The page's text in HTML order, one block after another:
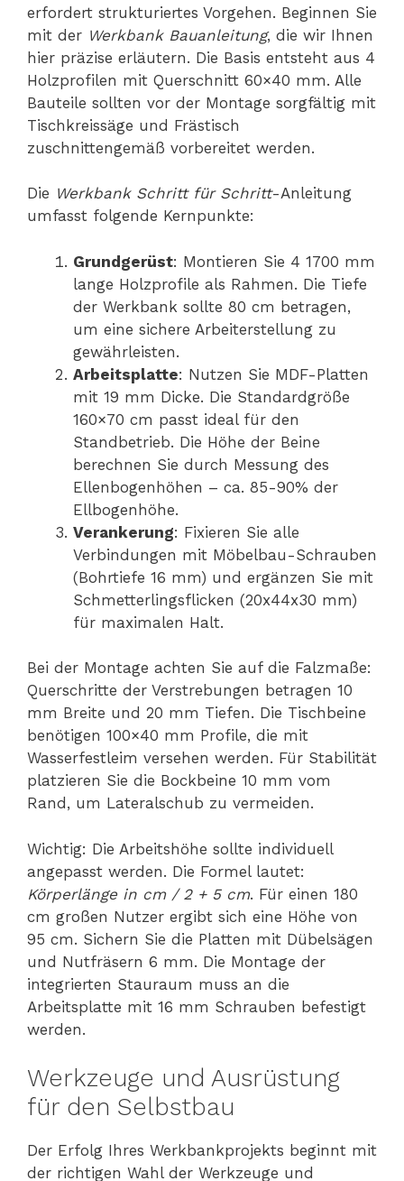
erfordert strukturiertes Vorgehen. Beginnen Sie
mit der Werkbank Bauanleitung, die wir Ihnen
hier präzise erläutern. Die Basis entsteht aus 4
Holzprofilen mit Querschnitt 60×40 mm. Alle
Bauteile sollten vor der Montage sorgfältig mit
Tischkreissäge und Frästisch
zuschnittengemäß vorbereitet werden.
Die Werkbank Schritt für Schritt-Anleitung
umfasst folgende Kernpunkte:
Grundgerüst: Montieren Sie 4 1700 mm
lange Holzprofile als Rahmen. Die Tiefe
der Werkbank sollte 80 cm betragen,
um eine sichere Arbeiterstellung zu
gewährleisten.
Arbeitsplatte: Nutzen Sie MDF-Platten
mit 19 mm Dicke. Die Standardgröße
160×70 cm passt ideal für den
Standbetrieb. Die Höhe der Beine
berechnen Sie durch Messung des
Ellenbogenhöhen – ca. 85-90% der
Ellbogenhöhe.
Verankerung: Fixieren Sie alle
Verbindungen mit Möbelbau-Schrauben
(Bohrtiefe 16 mm) und ergänzen Sie mit
Schmetterlingsflicken (20x44x30 mm)
für maximalen Halt.
Bei der Montage achten Sie auf die Falzmaße:
Querschritte der Verstrebungen betragen 10
mm Breite und 20 mm Tiefen. Die Tischbeine
benötigen 100×40 mm Profile, die mit
Wasserfestleim versehen werden. Für Stabilität
platzieren Sie die Bockbeine 10 mm vom
Rand, um Lateralschub zu vermeiden.
Wichtig: Die Arbeitshöhe sollte individuell
angepasst werden. Die Formel lautet:
Körperlänge in cm / 2 + 5 cm. Für einen 180
cm großen Nutzer ergibt sich eine Höhe von
95 cm. Sichern Sie die Platten mit Dübelsägen
und Nutfräsern 6 mm. Die Montage der
integrierten Stauraum muss an die
Arbeitsplatte mit 16 mm Schrauben befestigt
werden.
Werkzeuge und Ausrüstung
für den Selbstbau
Der Erfolg Ihres Werkbankprojekts beginnt mit
der richtigen Wahl der Werkzeuge und